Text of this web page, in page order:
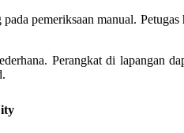
pemeriksaan manual.
Perangkat di lapangan